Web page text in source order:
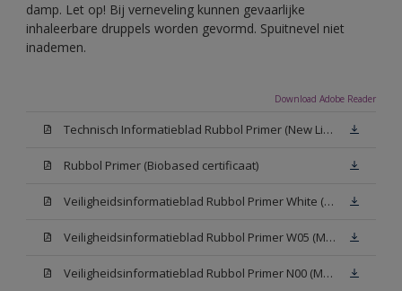
damp. Let op! Bij verneveling kunnen gevaarlijke
inhaleerbare druppels worden gevormd. Spuitnevel niet
inademen.
Download Adobe Reader
Technisch Informatieblad Rubbol Primer (New Livery) (PDF)
Rubbol Primer (Biobased certificaat)
Veiligheidsinformatieblad Rubbol Primer White (MSDS)
Veiligheidsinformatieblad Rubbol Primer W05 (MSDS)
Veiligheidsinformatieblad Rubbol Primer N00 (MSDS)